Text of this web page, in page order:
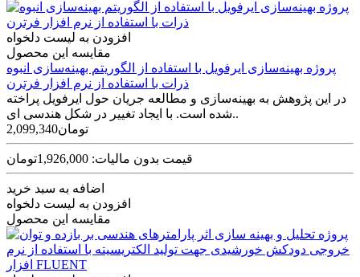
افزودن به لیست دلخواه
مقایسه این محصول
پروژه بهینه‌سازی ایرفویل با استفاده از الگوریتم بهینه‌سازی انبوه
ذرات با استفاده از نرم افزار فرترن
در این پژوهش به بهینه‌سازی و مطالعه جریان حول ایرفویل پراخته
شده است. با ایجاد تغییر در شکل هندسی ای..
2,099,340تومان
قیمت بدون مالیات: 1,926,000تومان
اضافه به سبد خرید
افزودن به لیست دلخواه
مقایسه این محصول